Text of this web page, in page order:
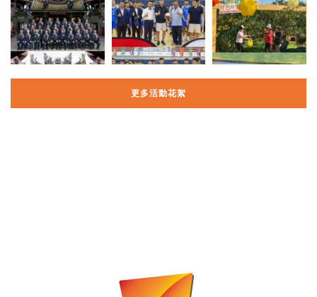
更多活動花絮